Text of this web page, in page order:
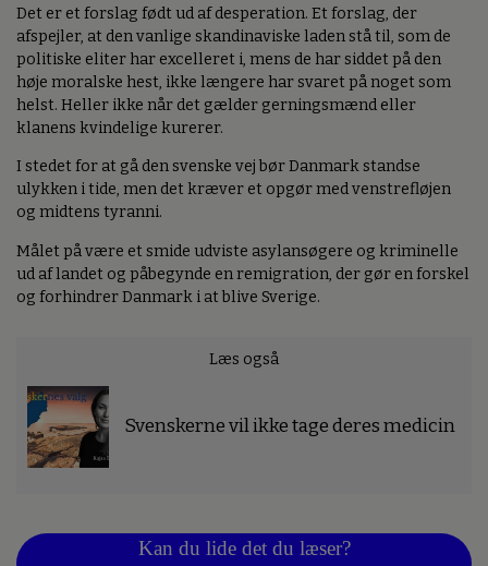
Det er et forslag født ud af desperation. Et forslag, der
afspejler, at den vanlige skandinaviske laden stå til, som de
politiske eliter har excelleret i, mens de har siddet på den
høje moralske hest, ikke længere har svaret på noget som
helst. Heller ikke når det gælder gerningsmænd eller
klanens kvindelige kurerer.
I stedet for at gå den svenske vej bør Danmark standse
ulykken i tide, men det kræver et opgør med venstrefløjen
og midtens tyranni.
Målet på være et smide udviste asylansøgere og kriminelle
ud af landet og påbegynde en remigration, der gør en forskel
og forhindrer Danmark i at blive Sverige.
Læs også
Svenskerne vil ikke tage deres medicin
Kan du lide det du læser?